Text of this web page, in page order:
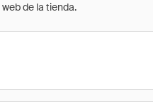
de la tienda.